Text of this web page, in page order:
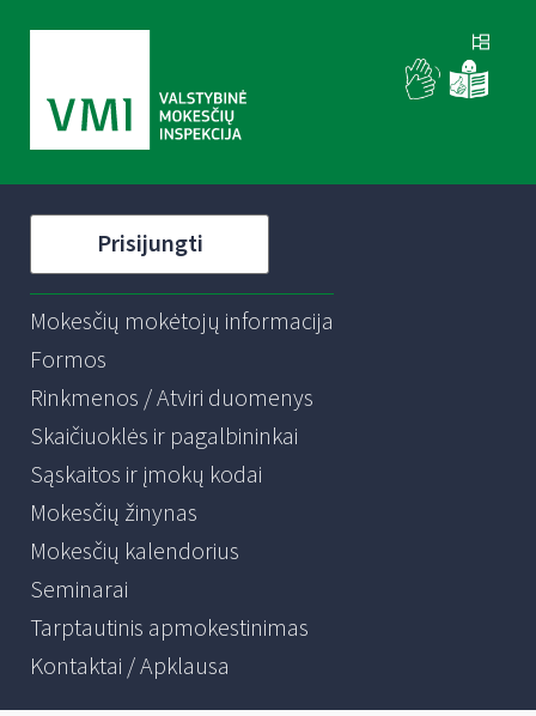
Prisijungti
Mokesčių mokėtojų informacija
Formos
Rinkmenos / Atviri duomenys
Skaičiuoklės ir pagalbininkai
Sąskaitos ir įmokų kodai
Mokesčių žinynas
Mokesčių kalendorius
Seminarai
Tarptautinis apmokestinimas
Kontaktai / Apklausa